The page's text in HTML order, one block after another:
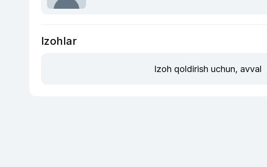
Izohlar
Izoh qoldirish uchun, avval